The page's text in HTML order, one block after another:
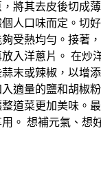
將其去皮後切成
人口味而定。切
受熱均勻。接著
入洋蔥片。 在炒
末或辣椒，以增
適量的鹽和胡椒
道菜更加美味。
。 想補元氣、想